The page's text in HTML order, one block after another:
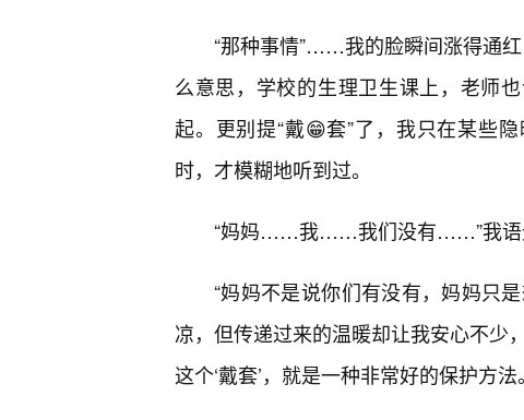
“那种事情”……我的脸瞬间涨得通
么意思，学校的生理卫生课上，老师
起。更别提“戴😁套”了，我只在某些
时，才模糊地听到过。
“妈妈……我……我们没有……”我语
“妈妈不是说你们有没有，妈妈只
凉，但传递过来的温暖却让我安心不少
这个‘戴套’，就是一种非常好的保护方法